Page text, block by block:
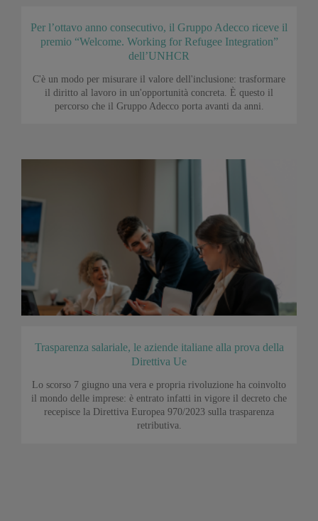
Per l’ottavo anno consecutivo, il Gruppo Adecco riceve il
premio “Welcome. Working for Refugee Integration”
dell’UNHCR
C'è un modo per misurare il valore dell'inclusione: trasformare
il diritto al lavoro in un'opportunità concreta. È questo il
percorso che il Gruppo Adecco porta avanti da anni.
Trasparenza salariale, le aziende italiane alla prova della
Direttiva Ue
Lo scorso 7 giugno una vera e propria rivoluzione ha coinvolto
il mondo delle imprese: è entrato infatti in vigore il decreto che
recepisce la Direttiva Europea 970/2023 sulla trasparenza
retributiva.